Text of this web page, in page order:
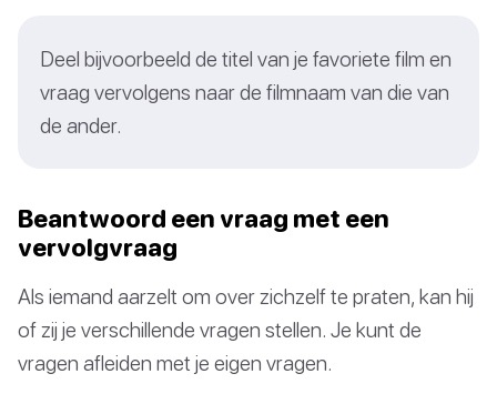
Deel bijvoorbeeld de titel van je favoriete film en
vraag vervolgens naar de filmnaam van die van
de ander.
Beantwoord een vraag met een
vervolgvraag
Als iemand aarzelt om over zichzelf te praten, kan hij
of zij je verschillende vragen stellen. Je kunt de
vragen afleiden met je eigen vragen.